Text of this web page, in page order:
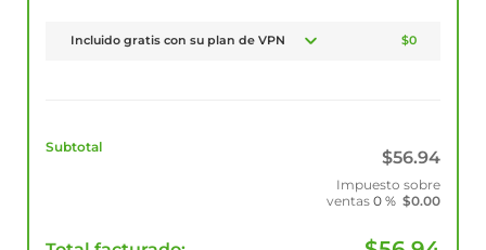
Incluido gratis con su plan de VPN $0
Subtotal
$56.94
Impuesto sobre
ventas 0 % $0.00